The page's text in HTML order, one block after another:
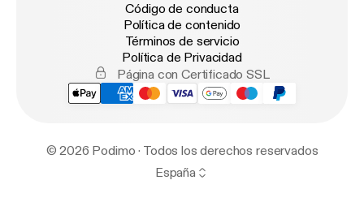
Código de conducta
Política de contenido
Términos de servicio
Política de Privacidad
Página con Certificado SSL
© 2026 Podimo · Todos los derechos reservados
España